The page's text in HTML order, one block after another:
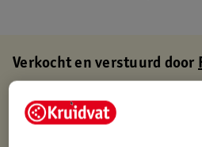
Verkocht en verstuurd door
Gratis thuisbezorgd